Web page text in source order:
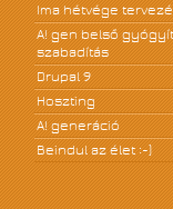
Ima hétvége
A! gen belső
szabadítás
Drupal 9
Hoszting
A! generáció
Beindul az élet :-)